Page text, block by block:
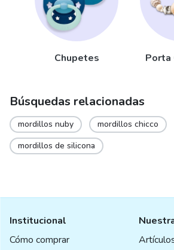
Chupetes Porta
Búsquedas relacionadas
mordillos nuby
mordillos chicco
mordillos de silicona
Institucional
Cómo comprar